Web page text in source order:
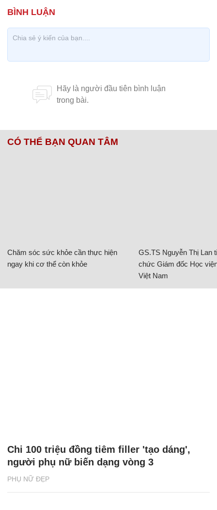
CÓ THỂ BẠN QUAN TÂM
Chăm sóc sức khỏe cần thực hiện
ngay khi cơ thể còn khỏe
GS.TS Nguyễn Thị Lan
chức Giám đốc Học
Việt Nam
PHỤ NỮ ĐẸP
Chi 100 triệu đồng tiêm filler 'tạo dáng',
người phụ nữ biến dạng vòng 3